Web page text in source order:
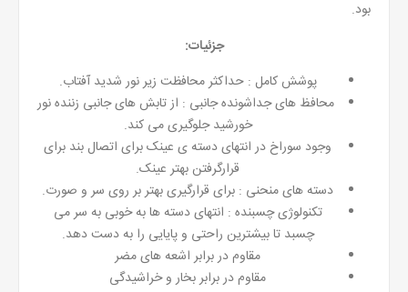
بود.
جزئیات:
پوشش کامل : حداکثر محافظت زیر نور شدید آفتاب.
محافظ های جداشونده جانبی : از تابش های جانبی زننده نور
خورشید جلوگیری می کند.
وجود سوراخ در انتهای دسته ی عینک برای اتصال بند برای
قرارگرفتن بهتر عینک.
دسته های منحنی : برای قرارگیری بهتر بر روی سر و صورت.
تکنولوژی چسبنده : انتهای دسته ها به خوبی به سر می
چسبد تا بیشترین راحتی و پایایی را به دست دهد.
مقاوم در برابر اشعه های مضر
مقاوم در برابر بخار و خراشیدگی